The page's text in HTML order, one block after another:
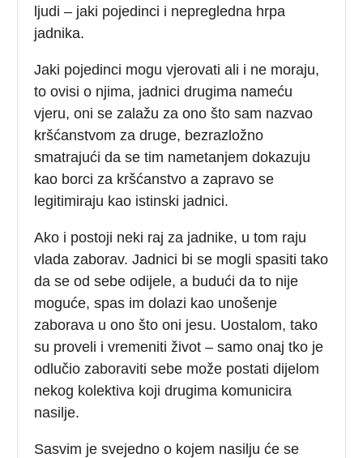
ljudi – jaki pojedinci i nepregledna hrpa
jadnika.
Jaki pojedinci mogu vjerovati ali i ne moraju,
to ovisi o njima, jadnici drugima nameću
vjeru, oni se zalažu za ono što sam nazvao
kršćanstvom za druge, bezrazložno
smatrajući da se tim nametanjem dokazuju
kao borci za kršćanstvo a zapravo se
legitimiraju kao istinski jadnici.
Ako i postoji neki raj za jadnike, u tom raju
vlada zaborav. Jadnici bi se mogli spasiti tako
da se od sebe odijele, a budući da to nije
moguće, spas im dolazi kao unošenje
zaborava u ono što oni jesu. Uostalom, tako
su proveli i vremeniti život – samo onaj tko je
odlučio zaboraviti sebe može postati dijelom
nekog kolektiva koji drugima komunicira
nasilje.
Sasvim je svejedno o kojem nasilju će se